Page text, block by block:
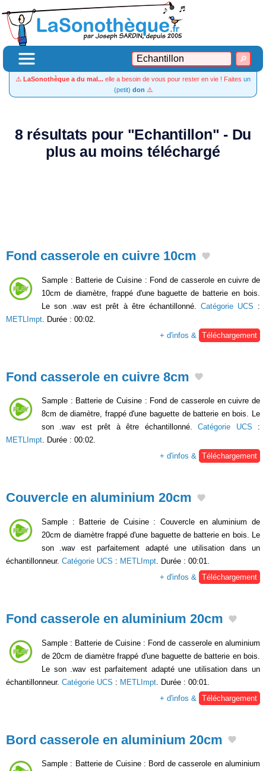
⚠️ LaSonothèque a du mal... elle a besoin de vous pour rester en vie ! Faites un
(petit) don ⚠️
8 résultats pour "Echantillon" - Du
plus au moins téléchargé
Fond casserole en cuivre 10cm
Sample : Batterie de Cuisine : Fond de casserole en cuivre de
10cm de diamètre, frappé d'une baguette de batterie en bois.
Le son .wav est prêt à être échantillonné. Catégorie UCS :
METLImpt . Durée : 00:02.
+ d'infos &
Téléchargement
Fond casserole en cuivre 8cm
Sample : Batterie de Cuisine : Fond de casserole en cuivre de
8cm de diamètre, frappé d'une baguette de batterie en bois. Le
son .wav est prêt à être échantillonné.Catégorie UCS :
METLImpt. Durée : 00:02.
+ d'infos & Téléchargement
Couvercle en aluminium 20cm
Sample : Batterie de Cuisine : Couvercle en aluminium de
20cm de diamètre frappé d'une baguette de batterie en bois. Le
son .wav est parfaitement adapté une utilisation dans un
échantillonneur. Catégorie UCS : METLImpt . Durée : 00:01.
+ d'infos &
Téléchargement
Fond casserole en aluminium 20cm
Sample : Batterie de Cuisine : Fond de casserole en aluminium
de 20cm de diamètre frappé d'une baguette de batterie en bois.
Le son .wav est parfaitement adapté une utilisation dans un
échantillonneur. Catégorie UCS : METLImpt . Durée : 00:01.
+ d'infos &
Téléchargement
Bord casserole en aluminium 20cm
Sample : Batterie de Cuisine : Bord de casserole en aluminium